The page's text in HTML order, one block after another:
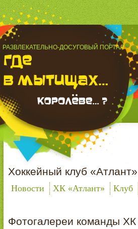
РАЗВЛЕКАТЕЛЬНО-ДОСУГОВЫЙ ПОРТАЛ
Хоккейный клуб
Новости ХК «Атлант» Клуб
Фотогалереи команды ХК